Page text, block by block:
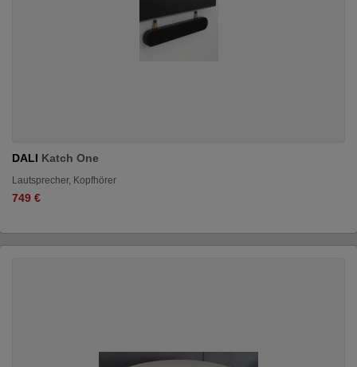
DALI Katch One
Lautsprecher, Kopfhörer
749 €